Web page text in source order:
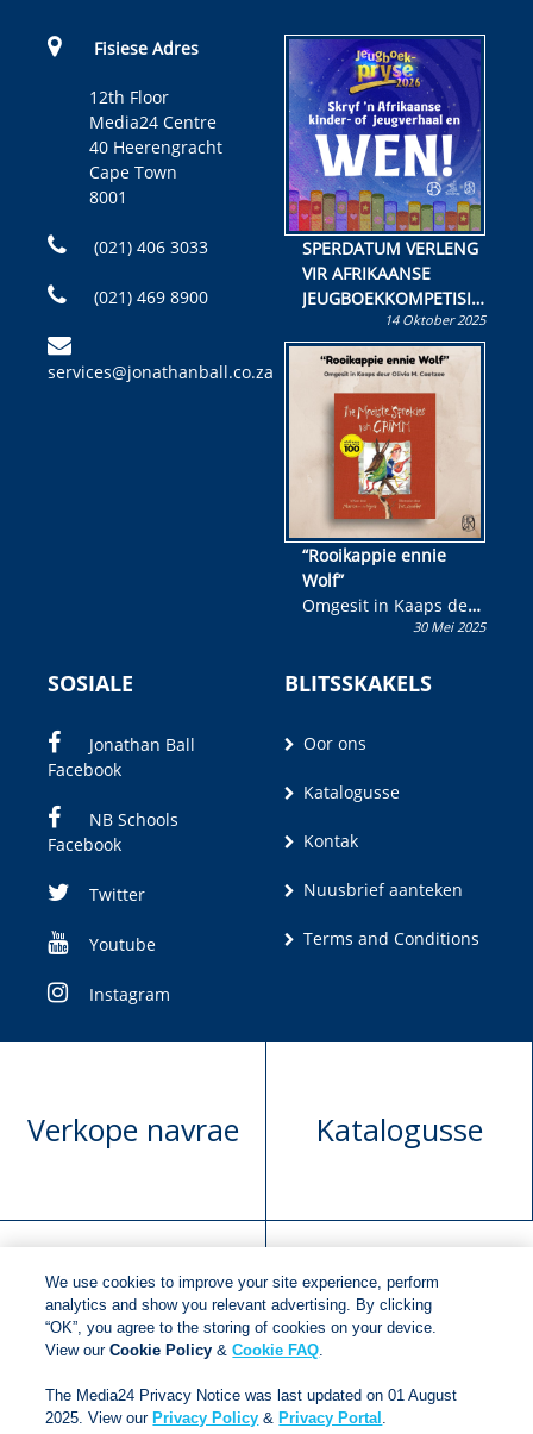
Fisiese Adres
12th Floor
Media24 Centre
40 Heerengracht
Cape Town
8001
(021) 406 3033
(021) 469 8900
services@jonathanball.co.za
SPERDATUM VERLENG
VIR AFRIKAANSE
JEUGBOEKKOMPETISIE
Skryf ’n jeugboek of
kinderboek en staan ’n
kans om R50 000 te
wen!
14 Oktober 2025
“Rooikappie ennie
Wolf”
Omgesit in Kaaps deur
Olivia M. Coetzee30 Mei 2025
SOSIALE
Jonathan Ball
Facebook
NB Schools
Facebook
Twitter
Youtube
Instagram
BLITSSKAKELS
Oor ons
Katalogusse
Kontak
Nuusbrief aanteken
Terms and Conditions
Verkope navrae Katalogusse
Manuskrip
voorlegging
Versoek boekregte
Copyright © 2018Jonathan Ball Publishers
We use cookies to improve your site experience, perform
analytics and show you relevant advertising. By clicking
“OK”, you agree to the storing of cookies on your device.
View ourCookie Policy &Cookie FAQ.
The Media24 Privacy Notice was last updated on 01 August
2025. View our Privacy Policy & Privacy Portal .